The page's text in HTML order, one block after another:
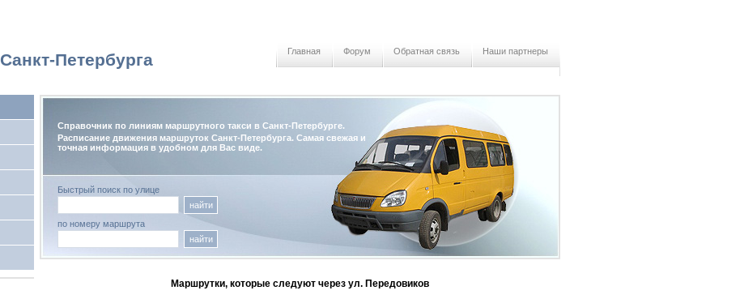
Санкт-Петербурга Главная Форум Обратная связь Наши партнеры
Справочник по линиям маршрутного такси в Санкт-Петербурге.
Расписание движения маршруток Санкт-Петербурга. Самая свежая и
точная информация в удобном для Вас виде.
Быстрый поиск по улице
найти
по номеру маршрута
найти
Маршрутки, которые следуют через ул. Передовиков